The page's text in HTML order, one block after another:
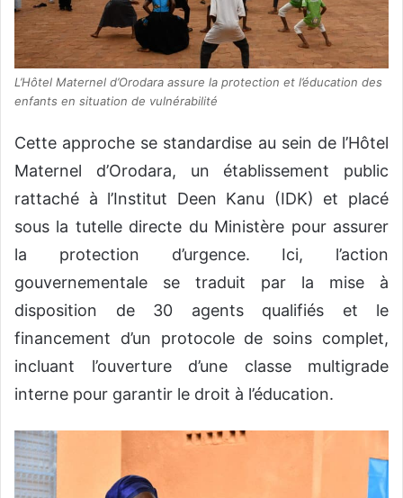
L’Hôtel Maternel d’Orodara assure la protection et l’éducation des
enfants en situation de vulnérabilité
Cette approche se standardise au sein de l’Hôtel
Maternel d’Orodara, un établissement public
rattaché à l’Institut Deen Kanu (IDK) et placé
sous la tutelle directe du Ministère pour assurer
la protection d’urgence. Ici, l’action
gouvernementale se traduit par la mise à
disposition de 30 agents qualifiés et le
financement d’un protocole de soins complet,
incluant l’ouverture d’une classe multigrade
interne pour garantir le droit à l’éducation.